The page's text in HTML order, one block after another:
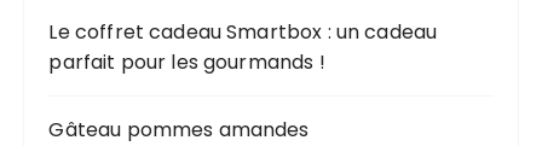
Le coffret cadeau Smartbox : un cadeau
parfait pour les gourmands !
Gâteau pommes amandes